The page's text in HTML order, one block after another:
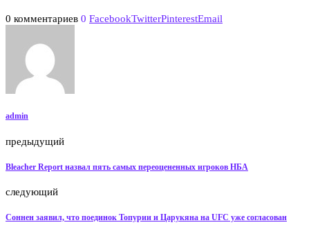
0 комментариев 0 FacebookTwitterPinterestEmail
admin
предыдущий
Bleacher Report назвал пять самых переоцененных игроков НБА
следующий
Соннен заявил, что поединок Топурии и Царукяна на UFC уже согласован